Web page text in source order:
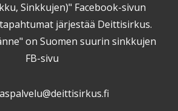
Sinkkujen)" Facebook-sivun
järjestää Deittisirkus.
on Suomen suurin sinkkujen
FB-sivu